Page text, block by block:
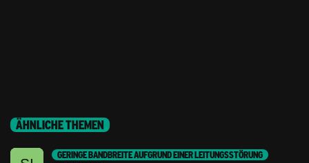
ÄHNLICHE THEMEN
GERINGE BANDBREITE AUFGRUND EINER LEITUNGSSTÖRUNG